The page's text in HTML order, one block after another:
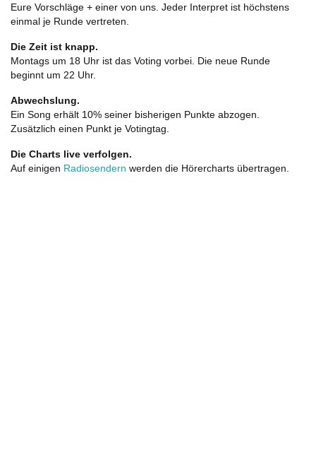
Eure Vorschläge + einer von uns. Jeder Interpret ist höchstens
einmal je Runde vertreten.
Die Zeit ist knapp.
Montags um 18 Uhr ist das Voting vorbei. Die neue Runde
beginnt um 22 Uhr.
Abwechslung.
Ein Song erhält 10% seiner bisherigen Punkte abzogen.
Zusätzlich einen Punkt je Votingtag.
Die Charts live verfolgen.
Auf einigen Radiosendern werden die Hörercharts übertragen.